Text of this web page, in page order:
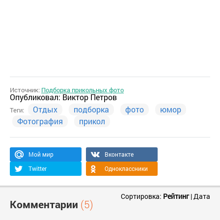
Источник: Подборка прикольных фото
Опубликовал:Виктор Петров
Теги: Отдых подборка фото
юмор
Фотография
прикол
Мой мир
Вконтакте
Twitter
Одноклассники
Комментарии (5)
Сортировка: Рейтинг|Дата